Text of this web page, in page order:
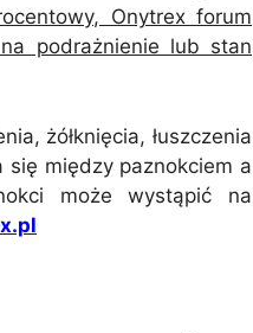
Onytrex forum
podrażnienie lub stan
żółknięcia, łuszczenia
się między paznokciem a
może wystąpić na